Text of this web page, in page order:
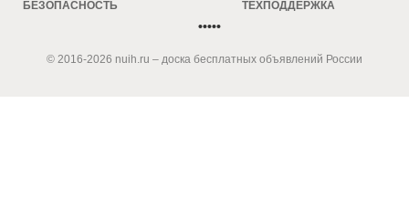
БЕЗОПАСНОСТЬ ТЕХПОДДЕРЖКА
•••••
© 2016-2026 nuih.ru – доска бесплатных объявлений России